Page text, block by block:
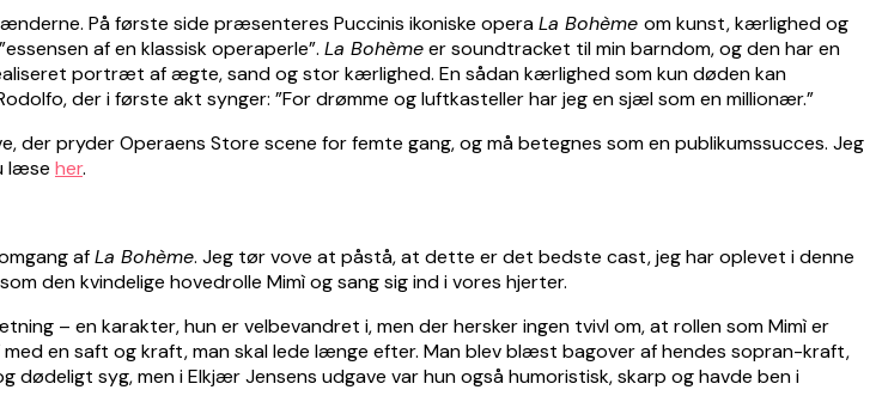
På første side præsenteres Puccinis ikoniske operaLa Bohème om kunst, kærlighed og
af en klassisk operaperle”. La Bohèmeer soundtracket til min barndom, og den har en
portræt af ægte, sand og stor kærlighed. En sådan kærlighed som kun døden kan
der i første akt synger: ”For drømme og luftkasteller har jeg en sjæl som en millionær.”
pryder Operaens Store scene for femte gang, og må betegnes som en publikumssucces. Jeg
læse her.
afLa Bohème. Jeg tør vove at påstå, at dette er det bedste cast, jeg har oplevet i denne
den kvindelige hovedrolle Mimì og sang sig ind i vores hjerter.
– en karakter, hun er velbevandret i, men der hersker ingen tvivl om, at rollen som Mimì er
en saft og kraft, man skal lede længe efter. Man blev blæst bagover af hendes sopran-kraft,
syg, men i Elkjær Jensens udgave var hun også humoristisk, skarp og havde ben i